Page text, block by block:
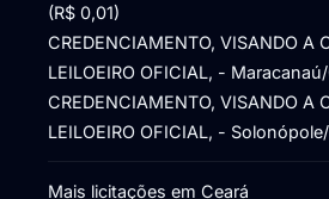
(R$ 0,01)
CREDENCIAMENTO, VISANDO A
LEILOEIRO OFICIAL, -
CREDENCIAMENTO, VISANDO A
LEILOEIRO OFICIAL, -
Mais licitações em Ceará